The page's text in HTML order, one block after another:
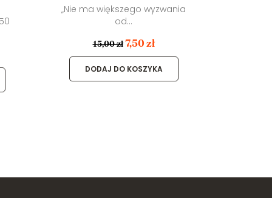
„Nie ma większego wyzwania
od...
15,00 zł 7,50 zł
DODAJ DO KOSZYKA